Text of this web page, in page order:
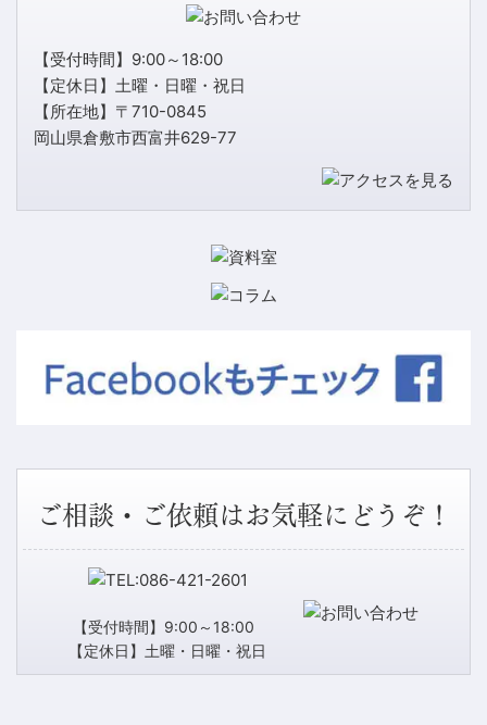
【受付時間】9:00～18:00
【定休日】土曜・日曜・祝日
【所在地】〒710-0845
岡山県倉敷市西富井629-77
ご相談・ご依頼はお気軽にどうぞ！
【受付時間】9:00～18:00
【定休日】土曜・日曜・祝日